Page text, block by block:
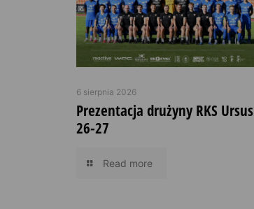
6 sierpnia 2026
Prezentacja drużyny RKS Ursus
26-27
Read more